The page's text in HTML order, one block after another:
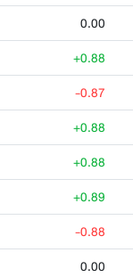
0.00
+0.88
-0.87
+0.88
+0.88
+0.89
-0.88
0.00